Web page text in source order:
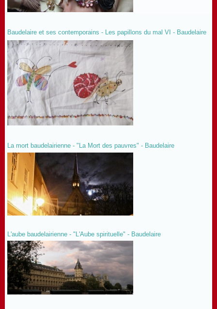
Baudelaire et ses contemporains - Les papillons du mal VI - Baudelaire
La mort baudelairienne - "La Mort des pauvres" - Baudelaire
L'aube baudelairienne - "L'Aube spirituelle" - Baudelaire